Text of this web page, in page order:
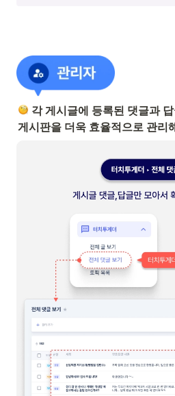
각 게시글에 등록된 댓글과
게시판을 더욱 효율적으로 관리